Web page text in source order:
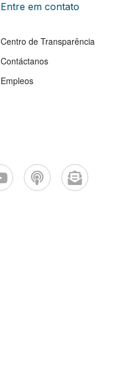
Entre em contato
Centro de Transparência
Contáctanos
Empleos